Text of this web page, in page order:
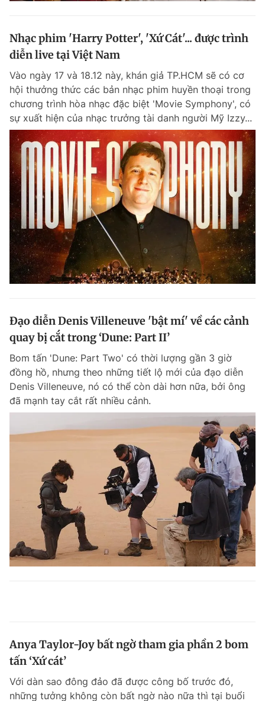
Nhạc phim 'Harry Potter', 'Xứ Cát'... được trình
diễn live tại Việt Nam
Vào ngày 17 và 18.12 này, khán giả TP.HCM sẽ có cơ
hội thưởng thức các bản nhạc phim huyền thoại trong
chương trình hòa nhạc đặc biệt 'Movie Symphony', có
sự xuất hiện của nhạc trưởng tài danh người Mỹ Izzy...
Đạo diễn Denis Villeneuve 'bật mí' về các cảnh
quay bị cắt trong ‘Dune: Part II’
Bom tấn 'Dune: Part Two' có thời lượng gần 3 giờ
đồng hồ, nhưng theo những tiết lộ mới của đạo diễn
Denis Villeneuve, nó có thể còn dài hơn nữa, bởi ông
đã mạnh tay cắt rất nhiều cảnh.
Anya Taylor-Joy bất ngờ tham gia phần 2 bom
tấn ‘Xứ cát’
Với dàn sao đông đảo đã được công bố trước đó,
những tưởng không còn bất ngờ nào nữa thì tại buổi